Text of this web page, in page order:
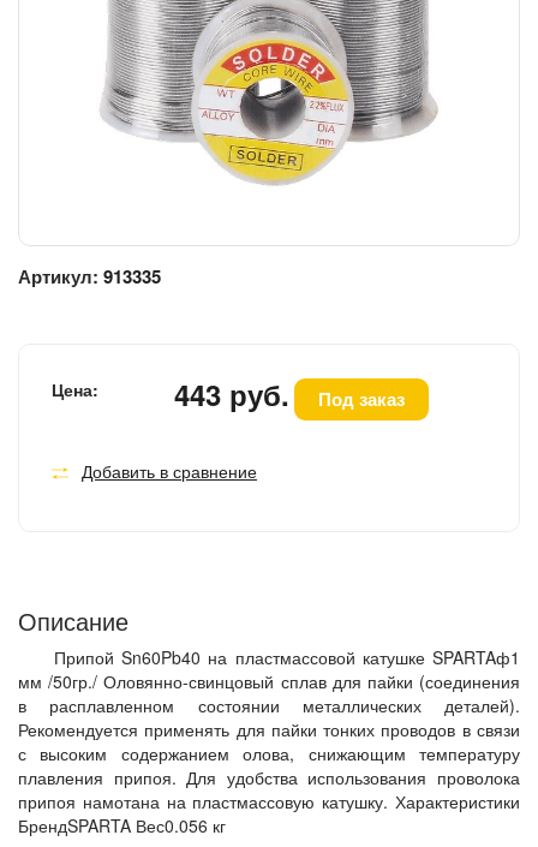
Артикул: 913335
Цена: 443 руб. Под заказ
Добавить в сравнение
Описание
Припой Sn60Pb40 на пластмассовой катушке SPARTAф1
мм /50гр./ Оловянно-свинцовый сплав для пайки (соединения
в расплавленном состоянии металлических деталей).
Рекомендуется применять для пайки тонких проводов в связи
с высоким содержанием олова, снижающим температуру
плавления припоя. Для удобства использования проволока
припоя намотана на пластмассовую катушку. Характеристики
БрендSPARTA Вес0.056 кг